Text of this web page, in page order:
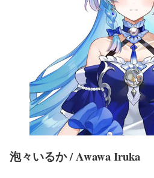
泡々いるか / Awawa Iruka